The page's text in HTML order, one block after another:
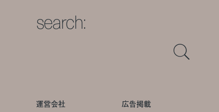
search:
運営会社
広告掲載